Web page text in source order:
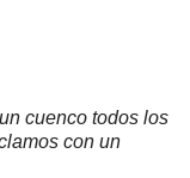
cuenco todos los
con un